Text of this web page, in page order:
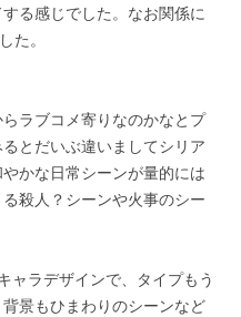
る感じでした。なお関係に
た。
ラブコメ寄りなのかなとプ
とだいぶ違いましてシリア
かな日常シーンが量的には
殺人？シーンや火事のシー
ャラデザインで、タイプもう
景もひまわりのシーンなど